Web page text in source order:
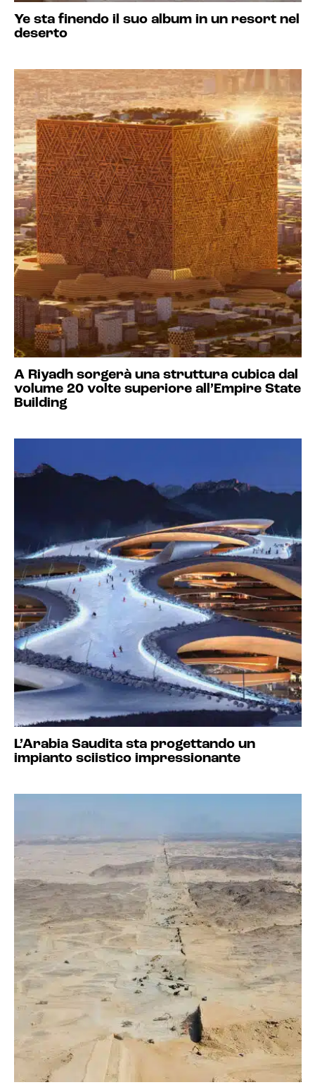
Ye sta finendo il suo album in un resort nel
deserto
A Riyadh sorgerà una struttura cubica dal
volume 20 volte superiore all’Empire State
Building
L’Arabia Saudita sta progettando un
impianto sciistico impressionante